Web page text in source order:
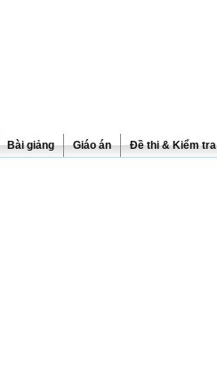
Bài giảng Giáo án Đề thi & Kiểm tra